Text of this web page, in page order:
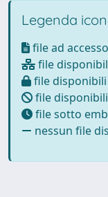
Legenda
file ad
file
file
file
file sotto
nessun file